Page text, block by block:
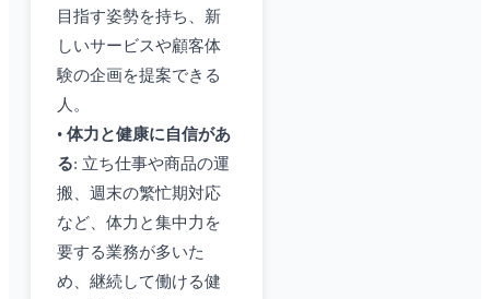
目指す姿勢を持ち、新
しいサービスや顧客体
験の企画を提案できる
人。
• 体力と健康に自信があ
る: 立ち仕事や商品の運
搬、週末の繁忙期対応
など、体力と集中力を
要する業務が多いた
め、継続して働ける健